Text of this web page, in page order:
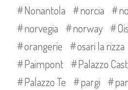
Nonantola
norcia
norvegia
norway
orangerie
osari la rizza
Paimpont
Palazzo
Palazzo Te
pargi